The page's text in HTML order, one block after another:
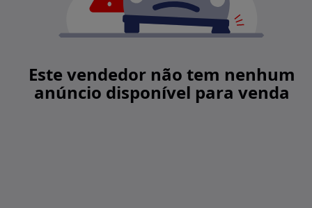
Este vendedor não tem nenhum
anúncio disponível para venda